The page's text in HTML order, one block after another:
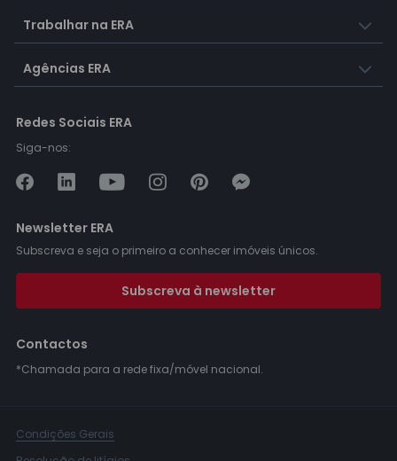
Trabalhar na ERA
Agências ERA
Redes Sociais ERA
Siga-nos:
Newsletter ERA
Subscreva e seja o primeiro a conhecer imóveis únicos.
Subscreva à newsletter
Contactos
*Chamada para a rede fixa/móvel nacional.
Condições Gerais